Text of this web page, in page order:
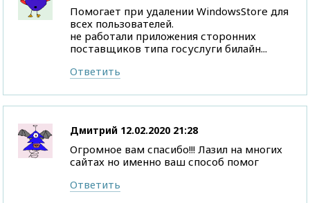
Помогает при удалении WindowsStore для
всех пользователей.
не работали приложения сторонних
поставщиков типа госуслуги билайн...
Ответить
Дмитрий 12.02.2020 21:28
Огромное вам спасибо!!! Лазил на многих
сайтах но именно ваш способ помог
Ответить